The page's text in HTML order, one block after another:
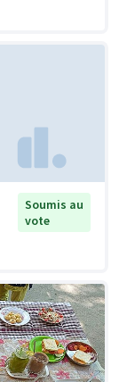
Soumis au
vote